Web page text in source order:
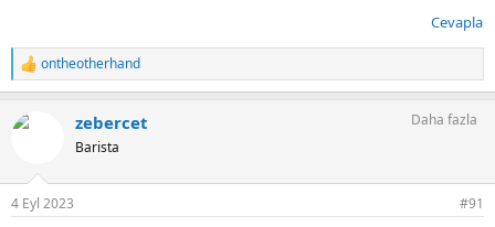
Cevapla
T
e
k
ontheotherhand
zebercet
Barista
Daha fazla
4 Eyl 2023 #91